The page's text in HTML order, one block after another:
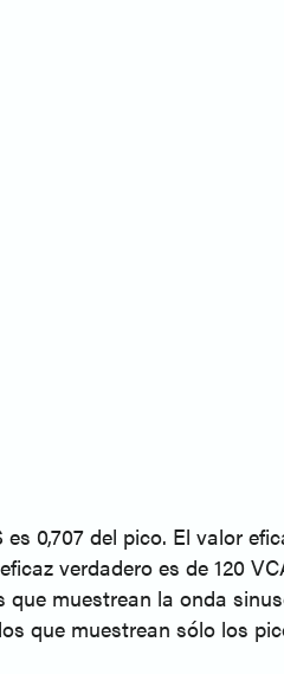
0,707 del pico. El valor
verdadero es de 120
muestrean la onda
que muestrean sólo los